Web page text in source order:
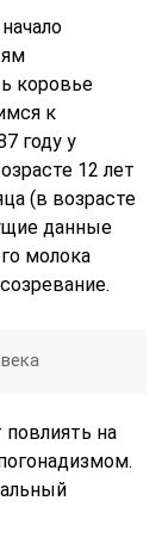
коровье
к
году у
12 лет
(в возрасте
данные
молока
на